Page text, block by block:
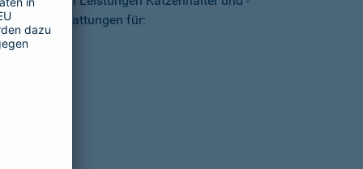
Erstattungen für: